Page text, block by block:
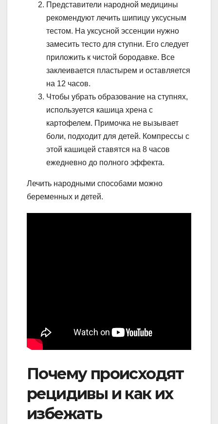
Представители народной медицины
рекомендуют лечить шипицу уксусным
тестом. На уксусной эссенции нужно
замесить тесто для ступни. Его следует
приложить к чистой бородавке. Все
заклеивается пластырем и оставляется
на 12 часов.
Чтобы убрать образование на ступнях,
используется кашица хрена с
картофелем. Примочка не вызывает
боли, подходит для детей. Компрессы с
этой кашицей ставятся на 8 часов
ежедневно до полного эффекта.
Лечить народными способами можно
беременных и детей.
Почему происходят
рецидивы и как их
избежать